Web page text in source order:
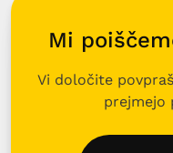
Mi
Vi določite
prejmejo